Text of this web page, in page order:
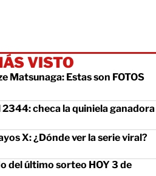
VISTO
Matsunaga: Estas son FOTOS
checa la quiniela ganadora
X: ¿Dónde ver la serie viral?
del último sorteo HOY 3 de